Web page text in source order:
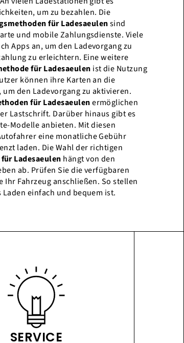
um zu bezahlen. Die
für Ladesaeulensind
und mobile Zahlungsdienste. Viele
Apps an, um den Ladevorgang zu
zu erleichtern. Eine weitere
für Ladesaeulen ist die Nutzung
können ihre Karten an die
den Ladevorgang zu aktivieren.
für Ladesaeulenermöglichen
Lastschrift. Darüber hinaus gibt es
Modelle anbieten. Mit diesen
eine monatliche Gebühr
laden. Die Wahl der richtigen
Ladesaeulen hängt von den
ab. Prüfen Sie die verfügbaren
Ihr Fahrzeug anschließen. So stellen
Laden einfach und bequem ist.
SERVICE